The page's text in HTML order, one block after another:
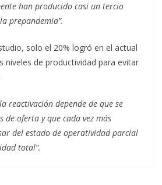
han producido casi un tercio
prepandemia”.
solo el 20% logró en el actual
niveles de productividad para evitar
reactivación depende de que se
de oferta y que cada vez más
del estado de operatividad parcial
total”.